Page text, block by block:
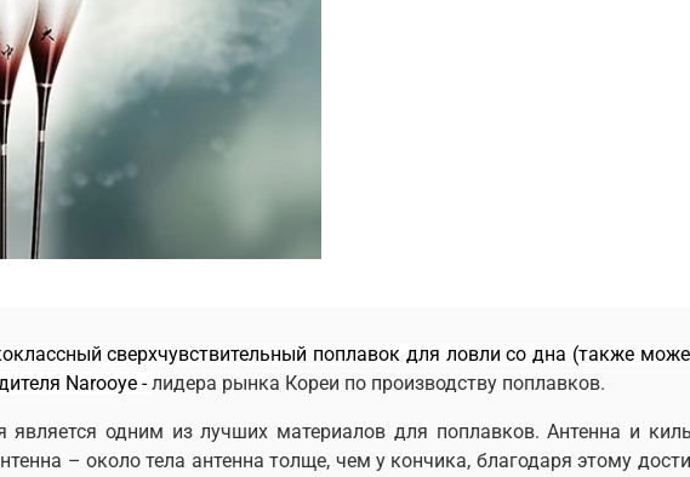
сверхчувствительный поплавок для ловли со дна (также
Narooye -лидера рынка Кореи по производству поплавков.
является одним из лучших материалов для поплавков. Антенна и
– около тела антенна толще, чем у кончика, благодаря этому